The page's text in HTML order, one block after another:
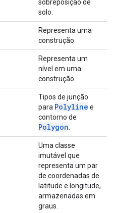
sobreposição de
solo.
Representa uma
construção.
Representa um
nível em uma
construção.
Tipos de junção
para Polyline e
contorno de
Polygon
Uma classe
imutável que
representa um par
de coordenadas de
latitude e longitude,
armazenadas em
graus.